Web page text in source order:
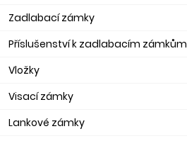
Zadlabací zámky
Příslušenství k zadlabacím zámkům
Vložky
Visací zámky
Lankové zámky